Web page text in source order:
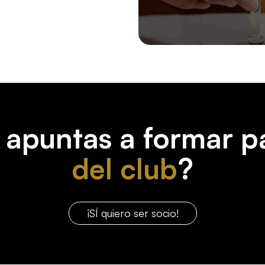
apuntas a formar
del club?
¡SÍ quiero ser socio!